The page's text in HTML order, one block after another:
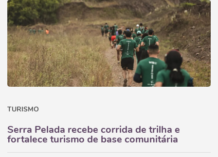
TURISMO
Serra Pelada recebe corrida de trilha e
fortalece turismo de base comunitária